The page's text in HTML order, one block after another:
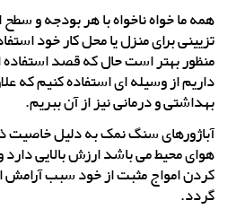
همه ما خواه ناخواه با هر بودجه و
تزیینی برای منزل یا محل کار خود
منظور بهتر است حال که قصد استفاده
داریم از وسیله ای استفاده کنیم که
بهداشتی و درمانی نیز از آن ببریم.
آباژورهای سنگ نمک به دلیل خاصیت
هوای محیط می باشد ارزش بالایی دارد
کردن امواج مثبت از خود سبب آرامش
گردد.